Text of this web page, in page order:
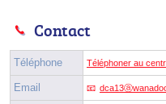
Contact
Téléphone Téléphoner au
Email